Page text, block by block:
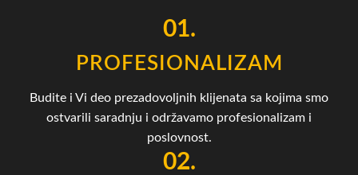
01.
PROFESIONALIZAM
Budite i Vi deo prezadovoljnih klijenata sa kojima smo
ostvarili saradnju i održavamo profesionalizam i
poslovnost.
02.